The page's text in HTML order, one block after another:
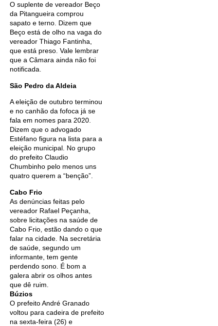
O suplente de vereador Beço
da Pitangueira comprou
sapato e terno. Dizem que
Beço está de olho na vaga do
vereador Thiago Fantinha,
que está preso. Vale lembrar
que a Câmara ainda não foi
notificada.
São Pedro da Aldeia
A eleição de outubro terminou
e no canhão da fofoca já se
fala em nomes para 2020.
Dizem que o advogado
Estéfano figura na lista para a
eleição municipal. No grupo
do prefeito Claudio
Chumbinho pelo menos uns
quatro querem a “benção”.
Cabo Frio
As denúncias feitas pelo
vereador Rafael Peçanha,
sobre licitações na saúde de
Cabo Frio, estão dando o que
falar na cidade. Na secretária
de saúde, segundo um
informante, tem gente
perdendo sono. É bom a
galera abrir os olhos antes
que dê ruim.
Búzios
O prefeito André Granado
voltou para cadeira de prefeito
na sexta-feira (26) e